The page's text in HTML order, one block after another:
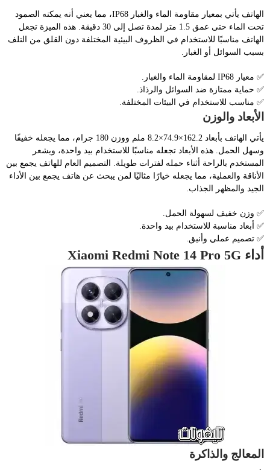
الهاتف يأتي بمعيار مقاومة الماء والغبار IP68، مما يعني أنه يمكنه الصمود
تحت الماء حتى عمق 1.5 متر لمدة تصل إلى 30 دقيقة. هذه الميزة تجعل
الهاتف مناسبًا للاستخدام في الظروف البيئية المختلفة دون القلق من التلف
بسبب السوائل أو الغبار.
✅ معيار IP68 لمقاومة الماء والغبار.
✅ حماية ممتازة ضد السوائل والرذاذ.
✅ مناسب للاستخدام في البيئات المختلفة.
الأبعاد والوزن
يأتي الهاتف بأبعاد 162.2×74.9×8.2 ملم ووزن 180 جرام، مما يجعله خفيفًا
وسهل الحمل. هذه الأبعاد تجعله مناسبًا للاستخدام بيد واحدة، ويشعر
المستخدم بالراحة أثناء حمله لفترات طويلة. التصميم العام للهاتف يجمع بين
الأناقة والعملية، مما يجعله خيارًا مثاليًا لمن يبحث عن هاتف يجمع بين الأداء
الجيد والمظهر الجذاب.
✅ وزن خفيف لسهولة الحمل.
✅ أبعاد مناسبة للاستخدام بيد واحدة.
✅ تصميم عملي وأنيق.
أداء Xiaomi Redmi Note 14 Pro 5G
المعالج والذاكرة